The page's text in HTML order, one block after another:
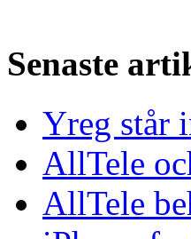
Senaste
Yreg står
AllTele
AllTele